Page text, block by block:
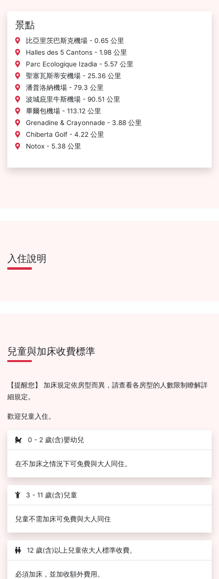
景點
比亞里茨巴斯克機場 - 0.65 公里
Halles des 5 Cantons - 1.98 公里
Parc Ecologique Izadia - 5.57 公里
聖塞瓦斯蒂安機場 - 25.36 公里
潘普洛納機場 - 79.3 公里
波城庇里牛斯機場 - 90.51 公里
畢爾包機場 - 113.12 公里
Grenadine & Crayonnade - 3.88 公里
Chiberta Golf - 4.22 公里
Notox - 5.38 公里
入住說明
兒童與加床收費標準
【提醒您】 加床規定依房型而異，請查看各房型的人數限制瞭解詳
細規定。
歡迎兒童入住。
0 - 2 歲(含)嬰幼兒
在不加床之情況下可免費與大人同住。
3 - 11 歲(含)兒童
兒童不需加床可免費與大人同住
12 歲(含)以上兒童依大人標準收費。
必須加床，並加收額外費用。